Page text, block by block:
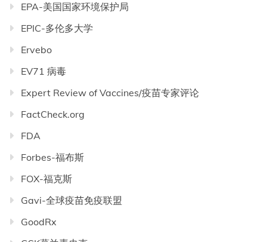
EPA-美国国家环境保护局
EPIC-多伦多大学
Ervebo
EV71 病毒
Expert Review of Vaccines/疫苗专家评论
FactCheck.org
FDA
Forbes-福布斯
FOX-福克斯
Gavi-全球疫苗免疫联盟
GoodRx